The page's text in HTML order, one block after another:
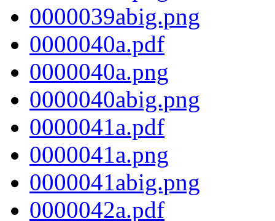
0000039abig.png
0000040a.pdf
0000040a.png
0000040abig.png
0000041a.pdf
0000041a.png
0000041abig.png
0000042a.pdf